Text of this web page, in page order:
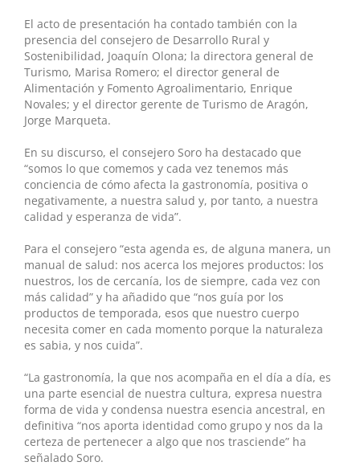
El acto de presentación ha contado también con la
presencia del consejero de Desarrollo Rural y
Sostenibilidad, Joaquín Olona; la directora general de
Turismo, Marisa Romero; el director general de
Alimentación y Fomento Agroalimentario, Enrique
Novales; y el director gerente de Turismo de Aragón,
Jorge Marqueta.
En su discurso, el consejero Soro ha destacado que
“somos lo que comemos y cada vez tenemos más
conciencia de cómo afecta la gastronomía, positiva o
negativamente, a nuestra salud y, por tanto, a nuestra
calidad y esperanza de vida”.
Para el consejero “esta agenda es, de alguna manera, un
manual de salud: nos acerca los mejores productos: los
nuestros, los de cercanía, los de siempre, cada vez con
más calidad” y ha añadido que “nos guía por los
productos de temporada, esos que nuestro cuerpo
necesita comer en cada momento porque la naturaleza
es sabia, y nos cuida”.
“La gastronomía, la que nos acompaña en el día a día, es
una parte esencial de nuestra cultura, expresa nuestra
forma de vida y condensa nuestra esencia ancestral, en
definitiva “nos aporta identidad como grupo y nos da la
certeza de pertenecer a algo que nos trasciende” ha
señalado Soro.